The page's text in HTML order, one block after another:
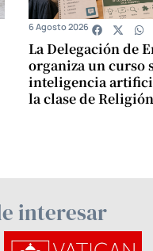
La Delegación de
organiza un curso
inteligencia
la clase de Religión
6 Agosto 2026
interesar